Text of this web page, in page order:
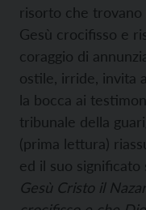
risorto che trovano
Gesù crocifisso e
coraggio di
ostile, irride, invita
la bocca ai
tribunale della
(prima lettura)
ed il suo significato
Gesù Cristo il